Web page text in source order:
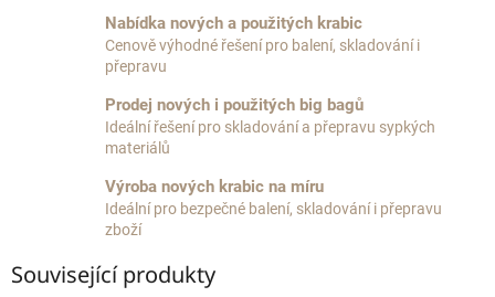
Nabídka nových a použitých krabic
Cenově výhodné řešení pro balení, skladování i
přepravu
Prodej nových i použitých big bagů
Ideální řešení pro skladování a přepravu sypkých
materiálů
Výroba nových krabic na míru
Ideální pro bezpečné balení, skladování i přepravu
zboží
Související produkty